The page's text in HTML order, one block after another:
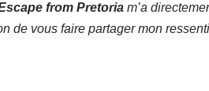
from Pretoriam’a
de vous faire partager mon